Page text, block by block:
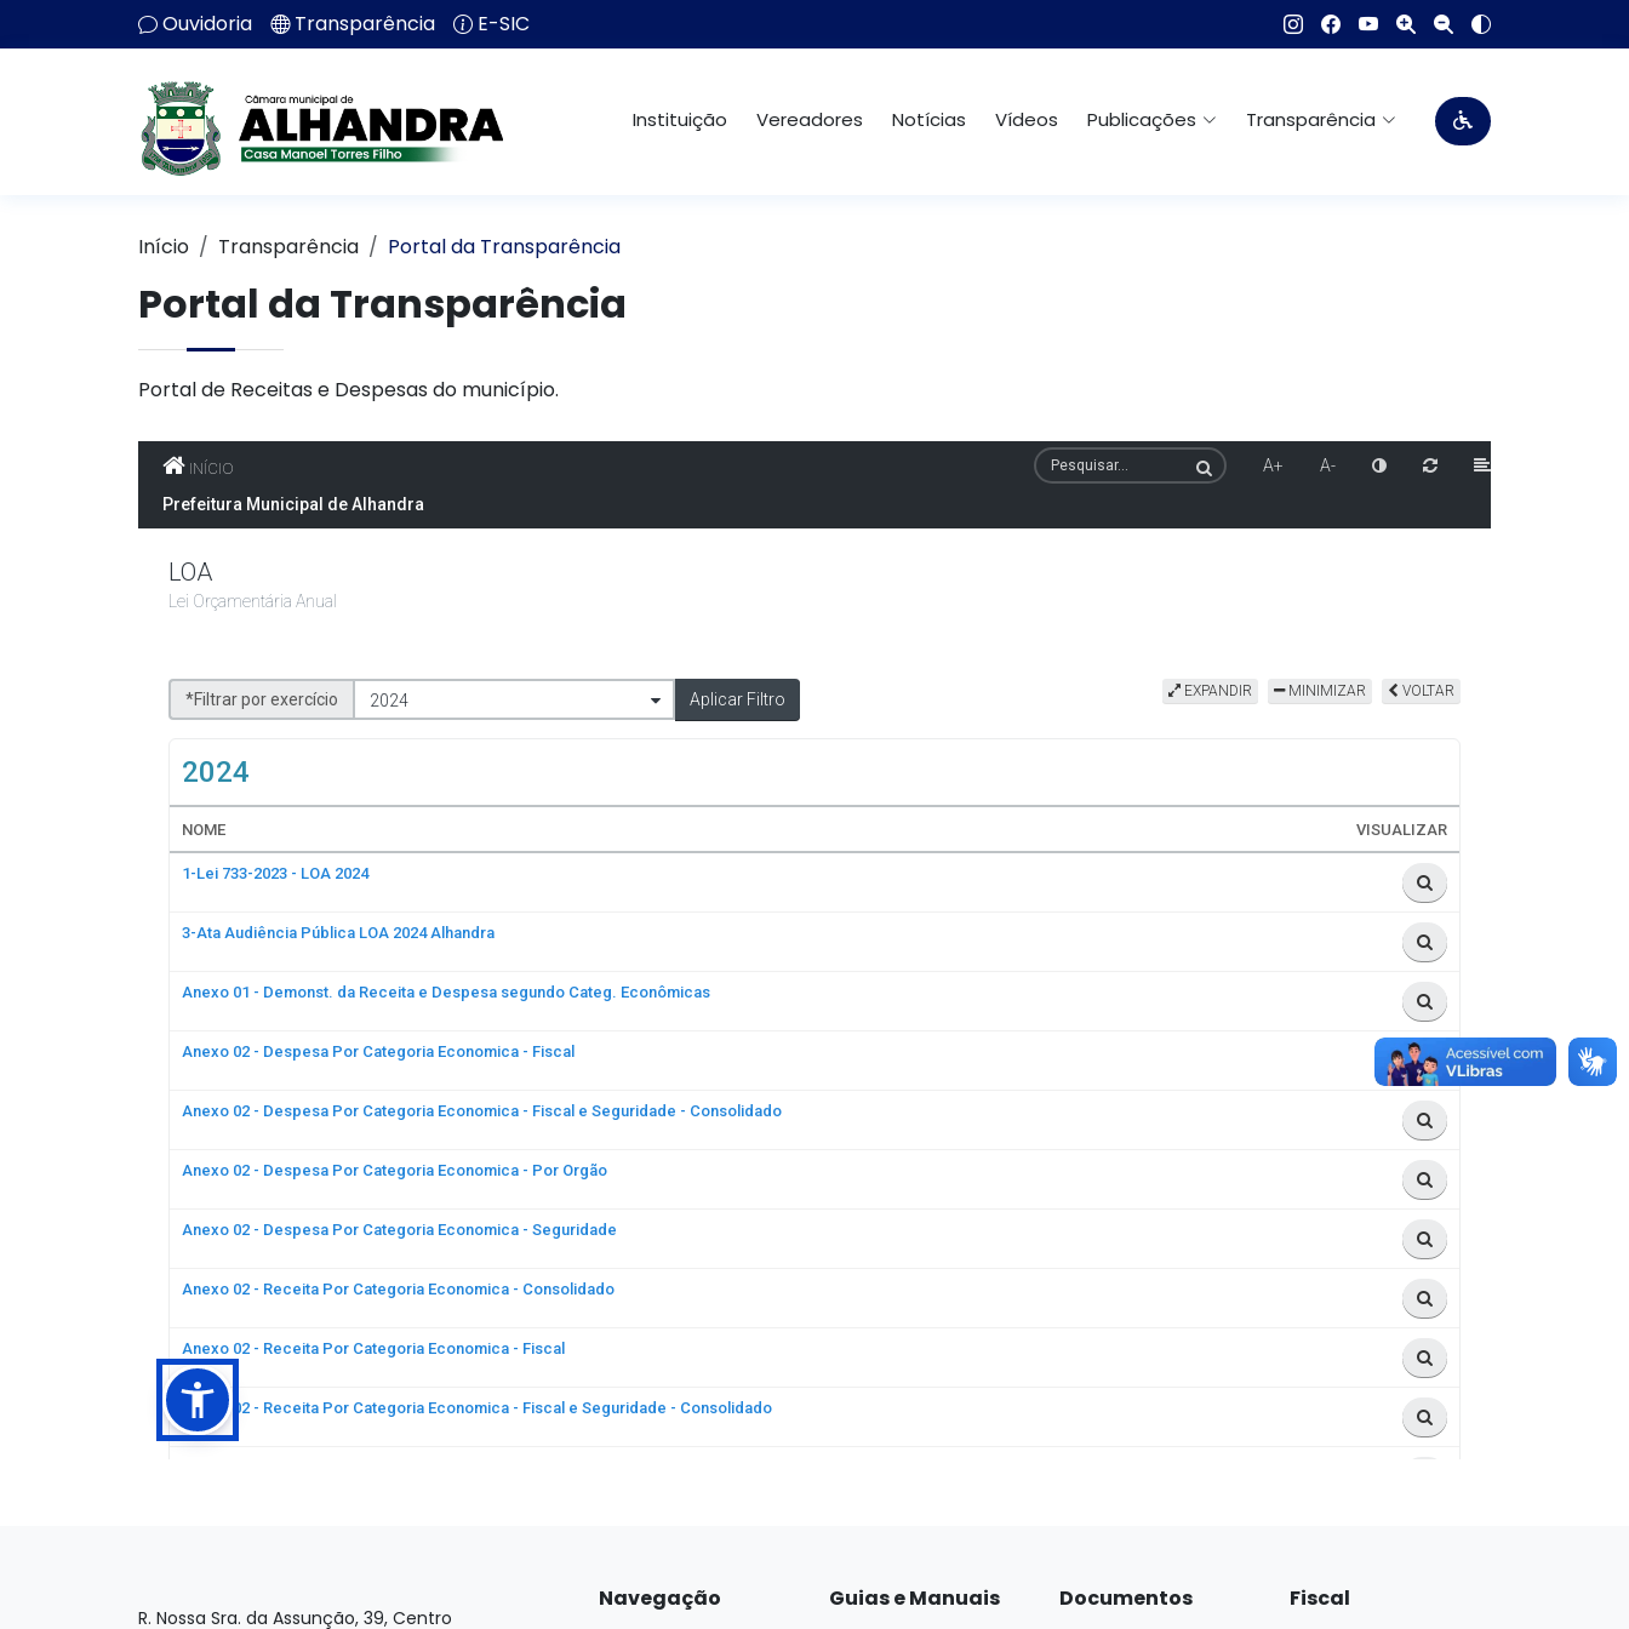
Ouvidoria Transparência E-SIC
Instituição Vereadores Notícias Vídeos Publicações Transparência
Início Transparência Portal da Transparência
Portal da Transparência
Portal de Receitas e Despesas do município.
R. Nossa Sra. da Assunção, 39, Centro
Navegação Guias e Manuais Documentos Fiscal